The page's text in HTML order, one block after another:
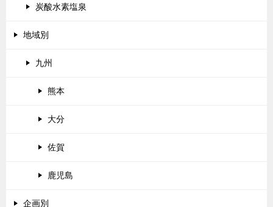
炭酸水素塩泉
地域別
九州
熊本
大分
佐賀
鹿児島
企画別